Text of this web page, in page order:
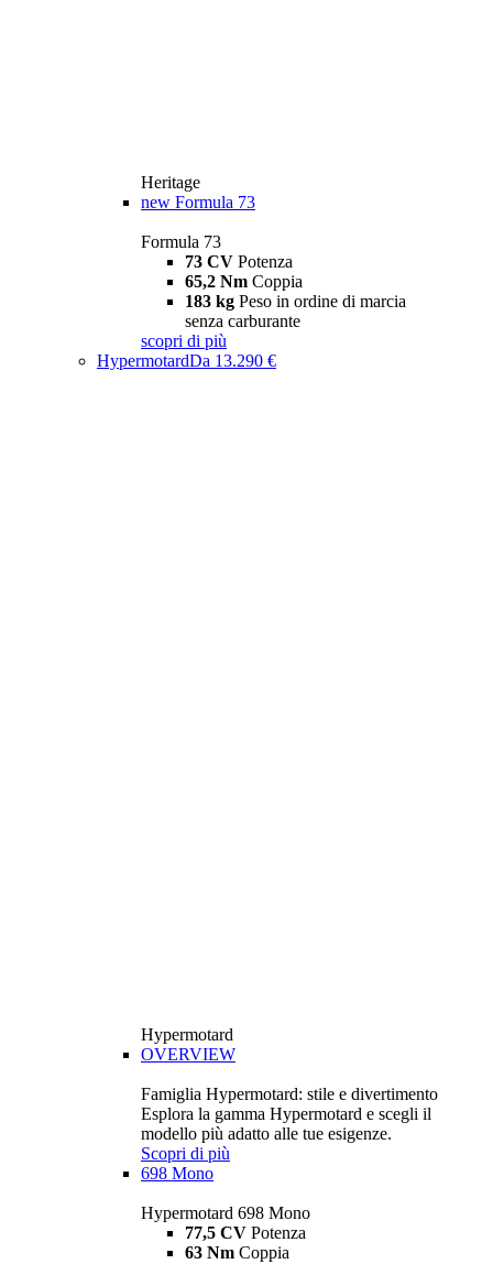
Heritage
new Formula 73
Formula 73
73 CV Potenza
65,2 Nm Coppia
183 kg Peso in ordine di marcia
senza carburante
scopri di più
HypermotardDa 13.290 €
Hypermotard
OVERVIEW
Famiglia Hypermotard: stile e divertimento
Esplora la gamma Hypermotard e scegli il
modello più adatto alle tue esigenze.
Scopri di più
698 Mono
Hypermotard 698 Mono
77,5 CV Potenza
63 Nm Coppia